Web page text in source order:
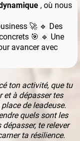
, où nous
🚀 🔹 Des
🎯 🔹 Une
avancer avec
ton activité, que tu
et à dépasser tes
de leadeuse.
quels sont les
te relever
ta résilience.